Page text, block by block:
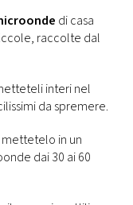
di casa
raccolte dal
interi nel
da spremere.
mettetelo in un
dai 30 ai 60